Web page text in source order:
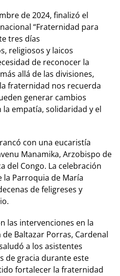
de 2024, finalizó el
“Fraternidad para
tres días
religiosos y laicos
de reconocer la
allá de las divisiones,
fraternidad nos recuerda
generar cambios
empatía, solidaridad y el
con una eucaristía
Manamika, Arzobispo de
del Congo. La celebración
la Parroquia de María
de feligreses y
las intervenciones en la
Baltazar Porras, Cardenal
a los asistentes
de gracia durante este
fortalecer la fraternidad